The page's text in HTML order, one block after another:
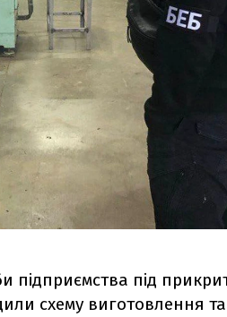
підприємства під
схему виготовлення